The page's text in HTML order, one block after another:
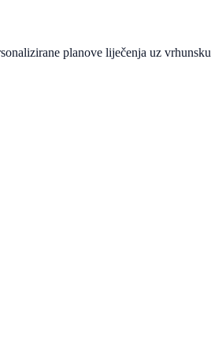
planove liječenja uz